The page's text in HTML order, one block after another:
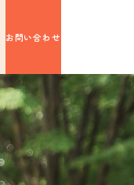
お問い合わせ